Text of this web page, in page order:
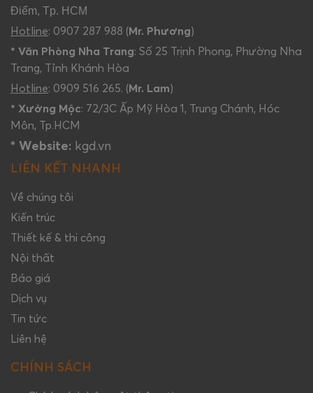
Điểm, Tp. HCM
Hotline: 0907 287 988 ( Mr. Phương)
* Văn Phòng Nha Trang: Số 25 Trịnh Phong, Phường Nha
Trang, Tỉnh Khánh Hòa
Hotline: 0909 516 265. ( Mr. Lam)
* Xưởng Mộc: 72/3C Ấp Mỹ Hòa 1, Trung Chánh, Hóc
Môn, Tp.HCM
* Website: kgd.vn
LIÊN KẾT NHANH
Về chúng tôi
Kiến trúc
Thiết kế & thi công
Nội thất
Báo giá
Dịch vụ
Tin tức
Liên hệ
CHÍNH SÁCH